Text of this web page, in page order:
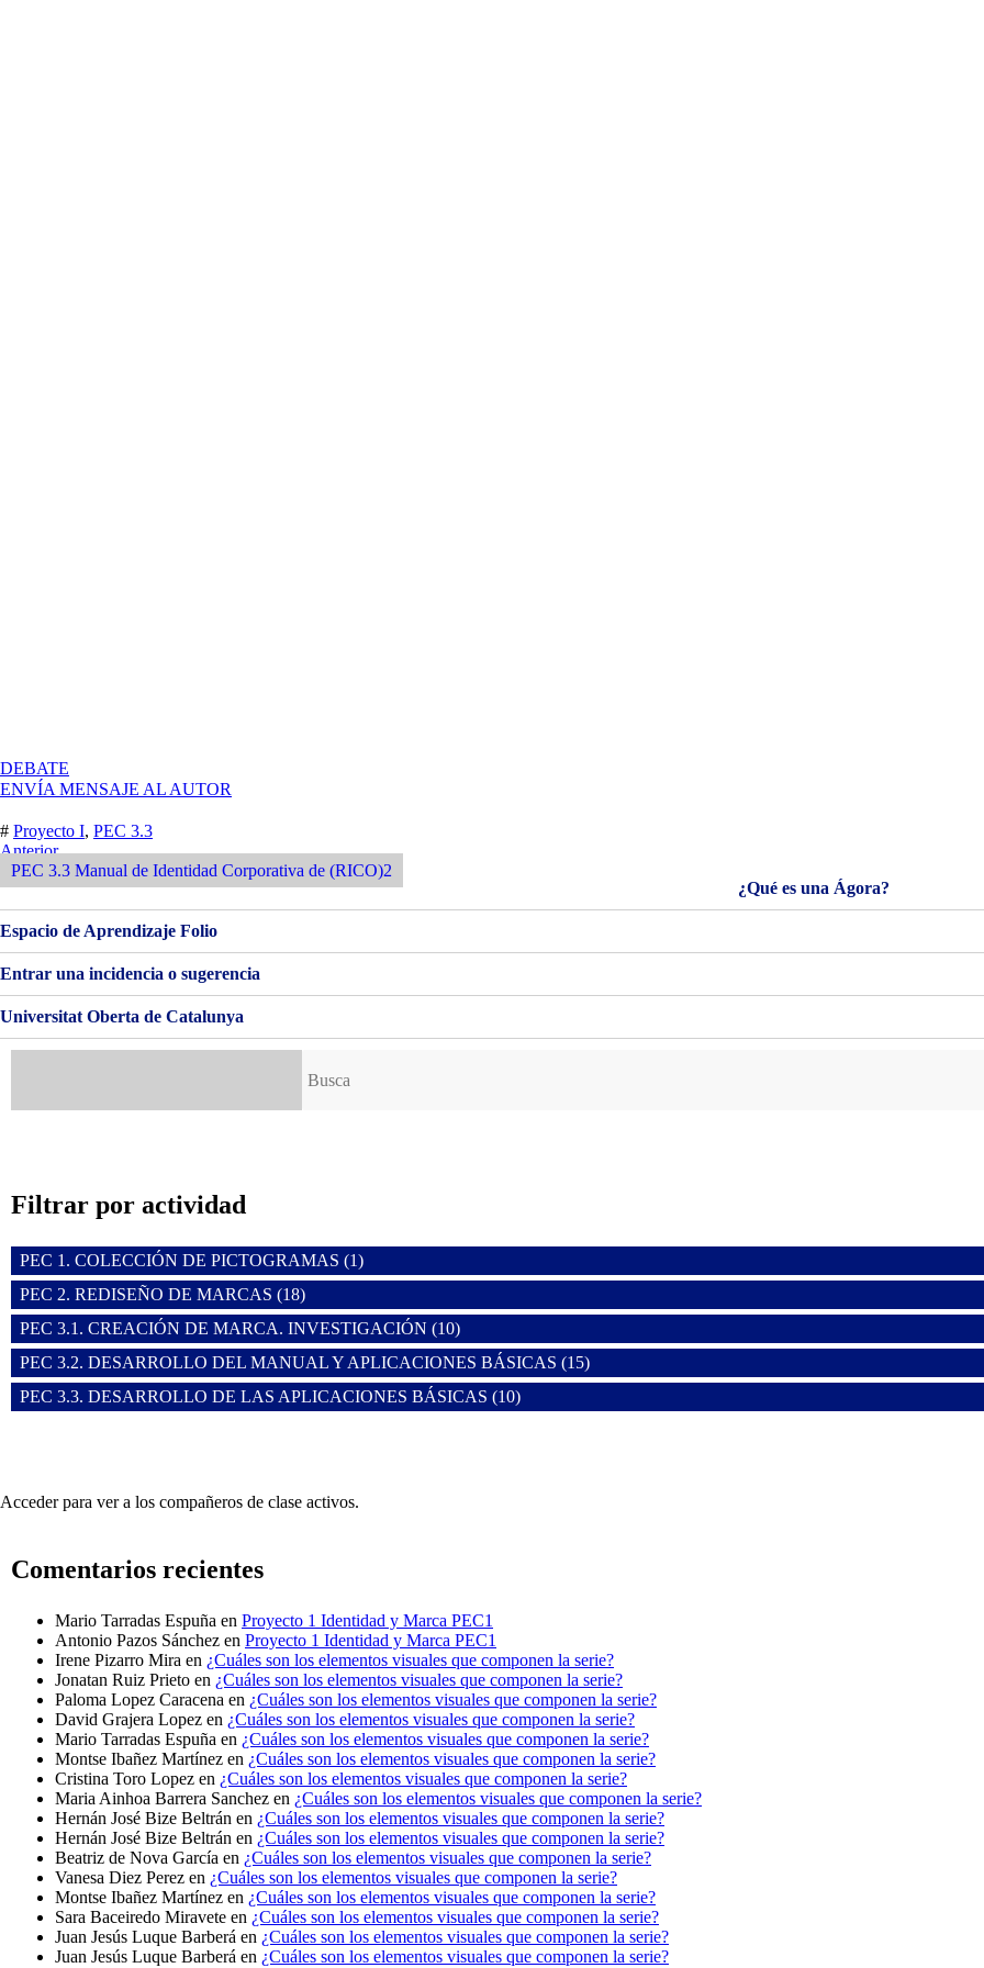
DEBATE
PEC
DESARROLLO
LAS
APLICACIONES
BÁSICAS
ENVÍA MENSAJE AL AUTOR
# Proyecto I, PEC 3.3
Navegación
de
entradas
Entrada
Anterior
Anterior
PEC 3.3 Manual de Identidad Corporativa de (RICO)2
¿Qué es una Ágora?
Espacio de Aprendizaje Folio
Entrar una incidencia o sugerencia
Universitat Oberta de Catalunya
Filtrar por actividad
PEC 1. COLECCIÓN DE PICTOGRAMAS (1)
PEC 2. REDISEÑO DE MARCAS (18)
PEC 3.1. CREACIÓN DE MARCA. INVESTIGACIÓN (10)
PEC 3.2. DESARROLLO DEL MANUAL Y APLICACIONES BÁSICAS (15)
PEC 3.3. DESARROLLO DE LAS APLICACIONES BÁSICAS (10)
Acceder para ver a los compañeros de clase activos.
Comentarios recientes
Mario Tarradas Espuña en Proyecto 1 Identidad y Marca PEC1
Antonio Pazos Sánchez en Proyecto 1 Identidad y Marca PEC1
Irene Pizarro Mira en ¿Cuáles son los elementos visuales que componen la serie?
Jonatan Ruiz Prieto en ¿Cuáles son los elementos visuales que componen la serie?
Paloma Lopez Caracena en ¿Cuáles son los elementos visuales que componen la serie?
David Grajera Lopez en ¿Cuáles son los elementos visuales que componen la serie?
Mario Tarradas Espuña en ¿Cuáles son los elementos visuales que componen la serie?
Montse Ibañez Martínez en ¿Cuáles son los elementos visuales que componen la serie?
Cristina Toro Lopez en ¿Cuáles son los elementos visuales que componen la serie?
Maria Ainhoa Barrera Sanchez en ¿Cuáles son los elementos visuales que componen la serie?
Hernán José Bize Beltrán en ¿Cuáles son los elementos visuales que componen la serie?
Hernán José Bize Beltrán en ¿Cuáles son los elementos visuales que componen la serie?
Beatriz de Nova García en ¿Cuáles son los elementos visuales que componen la serie?
Vanesa Diez Perez en ¿Cuáles son los elementos visuales que componen la serie?
Montse Ibañez Martínez en ¿Cuáles son los elementos visuales que componen la serie?
Sara Baceiredo Miravete en ¿Cuáles son los elementos visuales que componen la serie?
Juan Jesús Luque Barberá en ¿Cuáles son los elementos visuales que componen la serie?
Juan Jesús Luque Barberá en ¿Cuáles son los elementos visuales que componen la serie?